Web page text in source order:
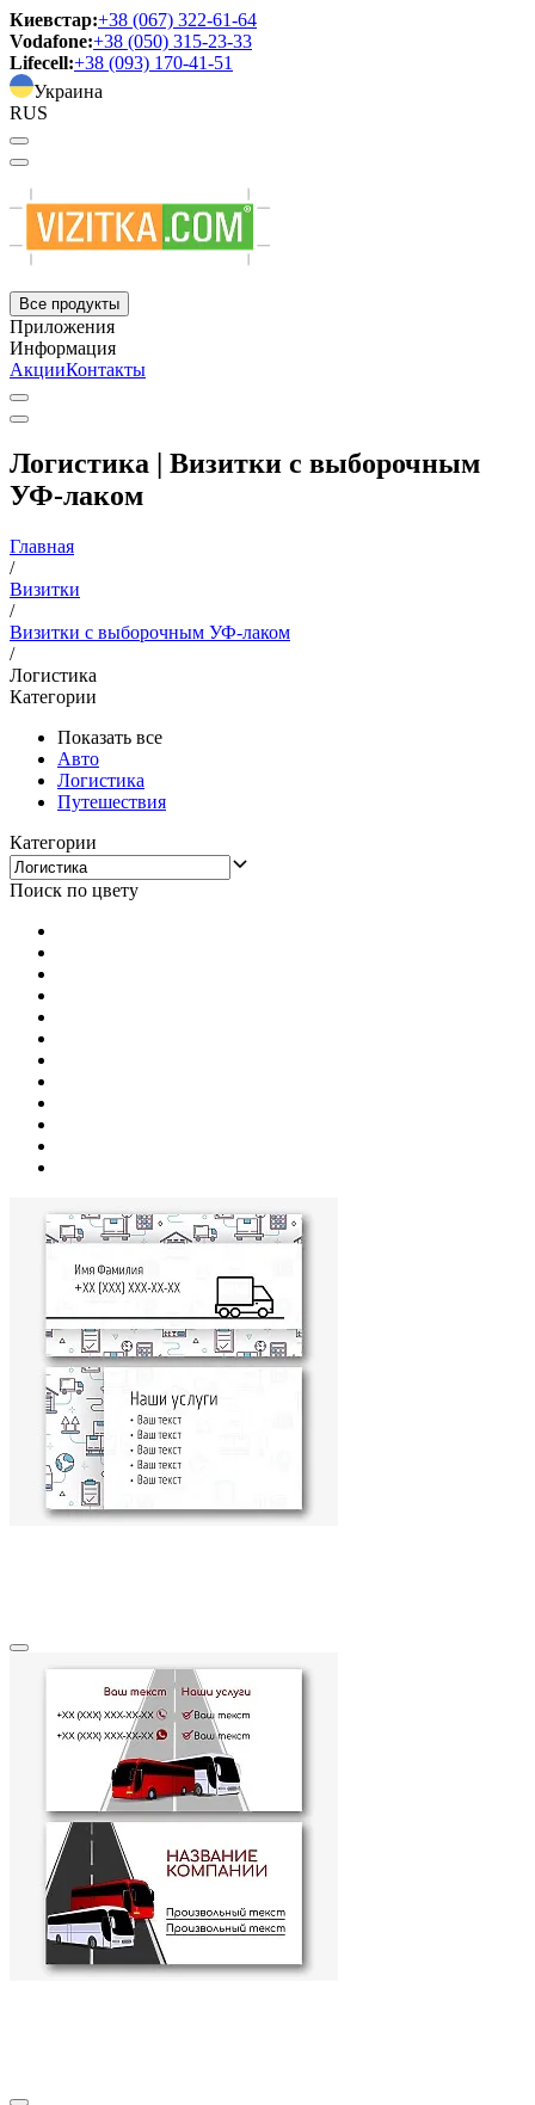
Киевстар:+38 (067) 322-61-64
Vodafone:+38 (050) 315-23-33
Lifecell:+38 (093) 170-41-51
Украина
RUS
Все продукты
Приложения
Информация
АкцииКонтакты
Логистика | Визитки с выборочным
УФ-лаком
Главная
/
Визитки
/
Визитки с выборочным УФ-лаком
/
Логистика
Категории
Показать все
Авто
Логистика
Путешествия
Категории
Поиск по цвету